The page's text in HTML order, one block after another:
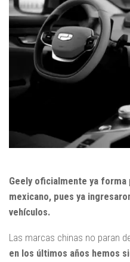
Geely oficialmente ya
mexicano, pues ya
vehículos.
Las marcas chinas no paran
en los últimos años hemos